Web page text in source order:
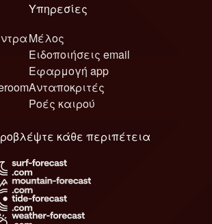
Υπηρεσίες
Μέλος
Ειδοποιήσεις email
Εφαρμογή app
Ανταποκριτές
Ροές καιρού
κάθε περιπέτεια